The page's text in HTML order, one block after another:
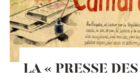
LA « PRESSE